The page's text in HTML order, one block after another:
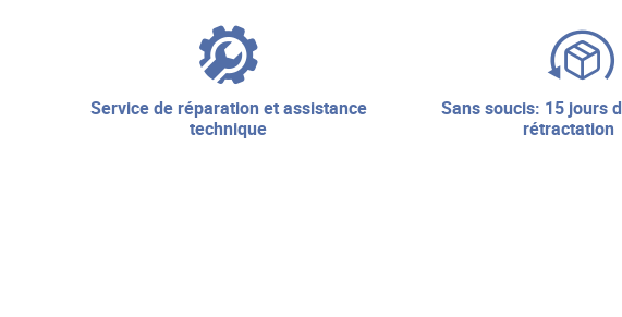
service de réparation et assistance
technique
sans soucis: 15 jours de droit de
rétractation